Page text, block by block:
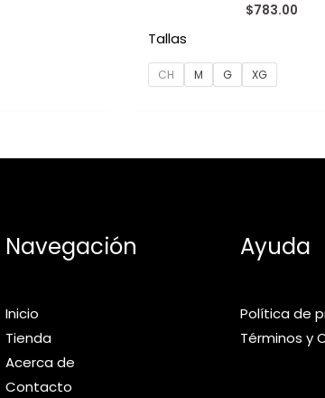
Valorado
con
$783.00
Tallas
CH M G XG
Navegación
Inicio
Tienda
Acerca de
Contacto
Ayuda
Política de
Términos y